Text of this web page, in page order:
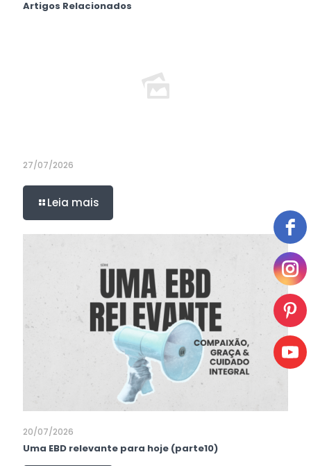
Artigos Relacionados
27/07/2026
Leia mais
20/07/2026
Uma EBD relevante para hoje (parte10)